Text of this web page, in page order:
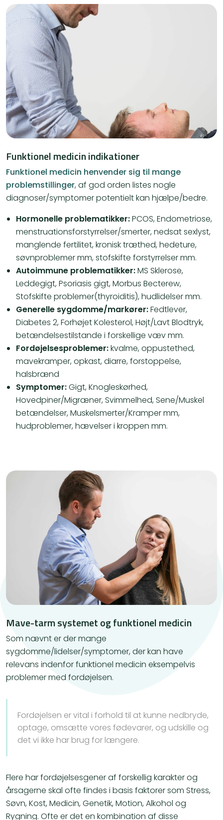
Funktionel medicin indikationer
Funktionel medicin henvender sig til mange
problemstillinger, af god orden listes nogle
diagnoser/symptomer potentielt kan hjælpe/bedre.
Hormonelle problematikker:PCOS, Endometriose,
menstruationsforstyrrelser/smerter, nedsat sexlyst,
manglende fertilitet, kronisk træthed, hedeture,
søvnproblemer mm, stofskifte forstyrrelser mm.
Autoimmune problematikker:MS Sklerose,
Leddegigt, Psoriasis gigt, Morbus Becterew,
Stofskifte problemer(thyroiditis), hudlidelser mm.
Generelle sygdomme/markører:Fedtlever,
Diabetes 2, Forhøjet Kolesterol, Højt/Lavt Blodtryk,
betændelsestilstande i forskellige væv mm.
Fordøjelsesproblemer:kvalme, oppustethed,
mavekramper, opkast, diarre, forstoppelse,
halsbrænd
Symptomer:Gigt, Knogleskørhed,
Hovedpiner/Migræner, Svimmelhed, Sene/Muskel
betændelser, Muskelsmerter/Kramper mm,
hudproblemer, hævelser i kroppen mm.
Mave-tarm systemet og funktionel medicin
​Som nævnt er der mange
sygdomme/lidelser/symptomer, der kan have
relevans indenfor funktionel medicin eksempelvis
problemer med fordøjelsen.
​Fordøjelsen er vital i forhold til at kunne nedbryde,
optage, omsætte vores fødevarer, og udskille og
det vi ikke har brug for længere.
Flere har fordøjelsesgener af forskellig karakter og
årsagerne skal ofte findes i basis faktorer som Stress,
Søvn, Kost, Medicin, Genetik, Motion, Alkohol og
Rygning. Ofte er det en kombination af disse